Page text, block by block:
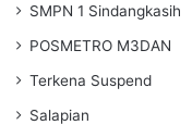
SMPN 1 Sindangkasih
POSMETRO M3DAN
Terkena Suspend
Salapian